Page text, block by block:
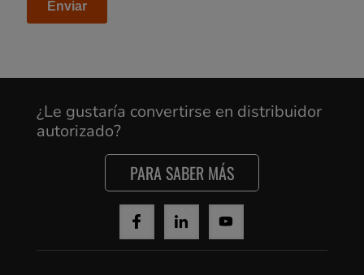
¿Le gustaría convertirse en distribuidor
autorizado?
PARA SABER MÁS